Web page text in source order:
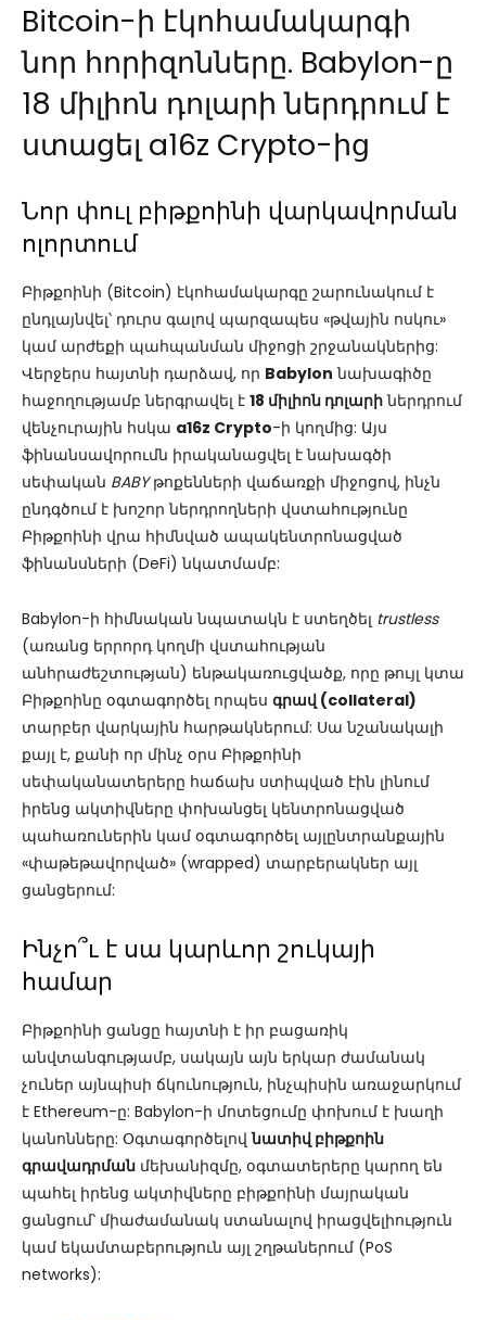
Bitcoin-ի էկոհամակարգի
նոր հորիզոնները. Babylon-ը
18 միլիոն դոլարի ներդրում է
ստացել a16z Crypto-ից
Նոր փուլ բիթքոինի վարկավորման
ոլորտում
Բիթքոինի (Bitcoin) էկոհամակարգը շարունակում է
ընդլայնվել՝ դուրս գալով պարզապես «թվային ոսկու»
կամ արժեքի պահպանման միջոցի շրջանակներից:
Վերջերս հայտնի դարձավ, որ Babylon նախագիծը
հաջողությամբ ներգրավել է 18 միլիոն դոլարիներդրում
վենչուրային հսկա a16z Crypto-ի կողմից: Այս
ֆինանսավորումն իրականացվել է նախագծի
սեփական BABYթոքենների վաճառքի միջոցով, ինչն
ընդգծում է խոշոր ներդրողների վստահությունը
Բիթքոինի վրա հիմնված ապակենտրոնացված
ֆինանսների (DeFi) նկատմամբ:
Babylon-ի հիմնական նպատակն է ստեղծել trustless
(առանց երրորդ կողմի վստահության
անհրաժեշտության) ենթակառուցվածք, որը թույլ կտա
Բիթքոինը օգտագործել որպես գրավ (collateral)
տարբեր վարկային հարթակներում: Սա նշանակալի
քայլ է, քանի որ մինչ օրս Բիթքոինի
սեփականատերերը հաճախ ստիպված էին լինում
իրենց ակտիվները փոխանցել կենտրոնացված
պահառուներին կամ օգտագործել այլընտրանքային
«փաթեթավորված» (wrapped) տարբերակներ այլ
ցանցերում:
Ինչո՞ւ է սա կարևոր շուկայի
համար
Բիթքոինի ցանցը հայտնի է իր բացառիկ
անվտանգությամբ, սակայն այն երկար ժամանակ
չուներ այնպիսի ճկունություն, ինչպիսին առաջարկում
է Ethereum-ը: Babylon-ի մոտեցումը փոխում է խաղի
կանոնները: Օգտագործելովնատիվ բիթքոին
գրավադրման մեխանիզմը, օգտատերերը կարող են
պահել իրենց ակտիվները բիթքոինի մայրական
ցանցում՝ միաժամանակ ստանալով իրացվելիություն
կամ եկամտաբերություն այլ շղթաներում (PoS
networks):